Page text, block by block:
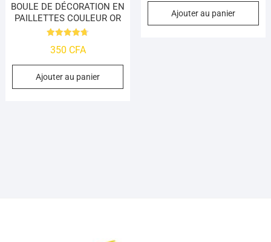
BOULE DE DÉCORATION EN
PAILLETTES COULEUR OR
4.7
350 CFA
Ajouter au panier
Ajouter au panier